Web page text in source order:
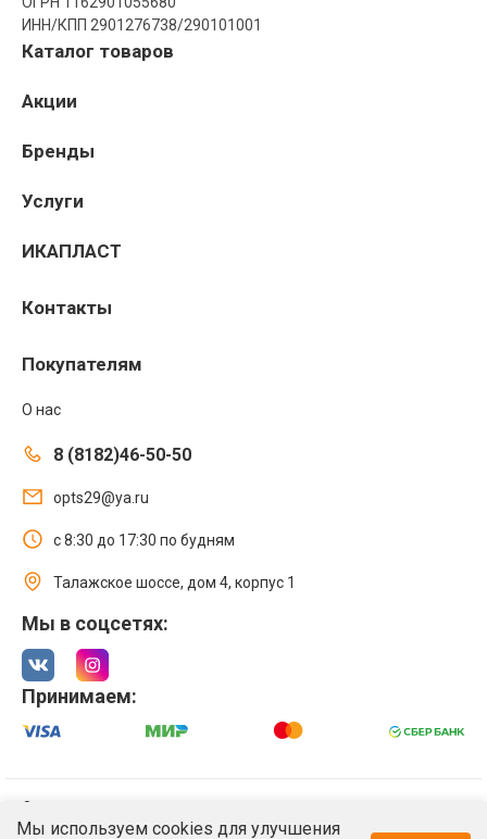
ИНН/КПП 2901276738/290101001
Каталог товаров
Акции
Бренды
Услуги
ИКАПЛАСТ
Контакты
Покупателям
О нас
8 (8182)46-50-50
opts29@ya.ru
с 8:30 до 17:30 по будням
Талажское шоссе, дом 4, корпус 1
Мы в соцсетях:
Принимаем:
Политика обработки персональных данных
Мы используем cookies для улучшения